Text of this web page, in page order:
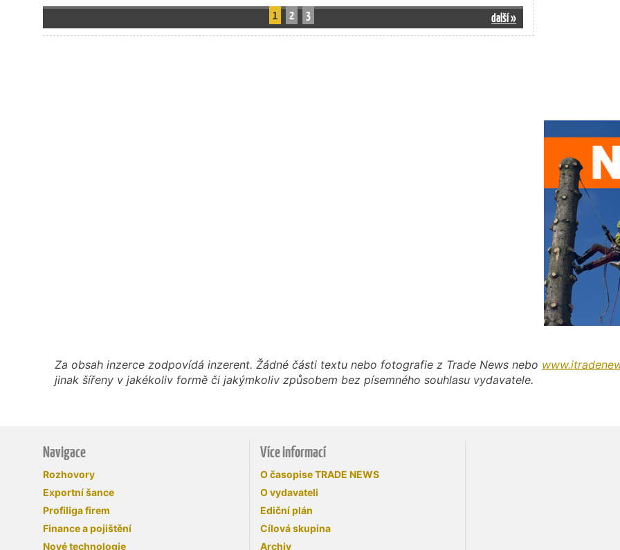
1 2 3 další »
Za obsah inzerce zodpovídá inzerent. Žádné části textu nebo fotografie z Trade News nebo
jinak šířeny v jakékoliv formě či jakýmkoliv způsobem bez písemného souhlasu vydavatele.
Navigace
Rozhovory
Exportní šance
Profiliga firem
Finance a pojištění
Nové technologie
Více informací
O časopise TRADE NEWS
O vydavateli
Ediční plán
Cílová skupina
Archiv